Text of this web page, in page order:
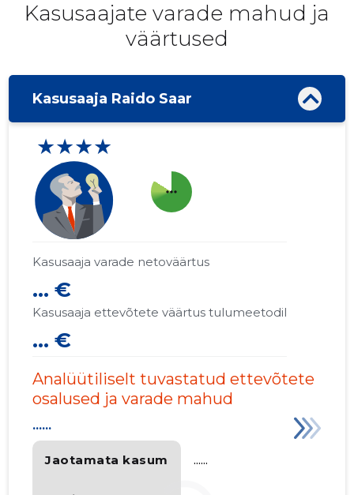
Kasusaajate varade mahud ja
väärtused
Kasusaaja Raido Saar
★★★★
more_horiz
Kasusaaja varade netoväärtus
... €
Kasusaaja ettevõtete väärtus tulumeetodil
... €
Analüütiliselt tuvastatud ettevõtete
osalused ja varade mahud
Jaotamata kasum
......
......